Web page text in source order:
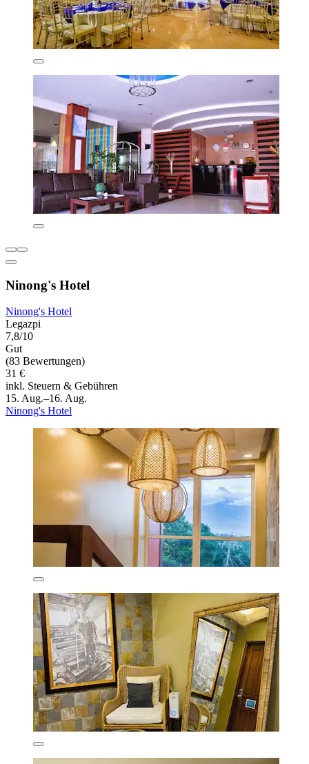
Ninong's Hotel
Ninong's Hotel
Legazpi
7,8/10
Gut
(83 Bewertungen)
31 €
inkl. Steuern & Gebühren
15. Aug.–16. Aug.
Ninong's Hotel